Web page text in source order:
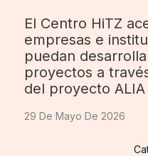
El Centro HiTZ
empresas e
puedan
proyectos a
del proyecto ALIA
29 De Mayo De 2026